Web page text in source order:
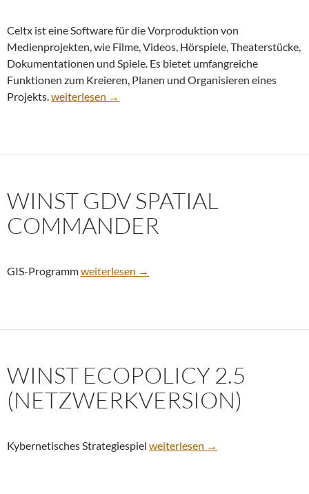
Celtx ist eine Software für die Vorproduktion von
Medienprojekten, wie Filme, Videos, Hörspiele, Theaterstücke,
Dokumentationen und Spiele. Es bietet umfangreiche
Funktionen zum Kreieren, Planen und Organisieren eines
Projekts.winst Greyfirst Celtx
weiterlesen →
WINST GDV SPATIAL
COMMANDER
GIS-Programmwinst GDV Spatial Commander
weiterlesen →
WINST ECOPOLICY 2.5
(NETZWERKVERSION)
Kybernetisches Strategiespiel winst Ecopolicy 2.5
weiterlesen →